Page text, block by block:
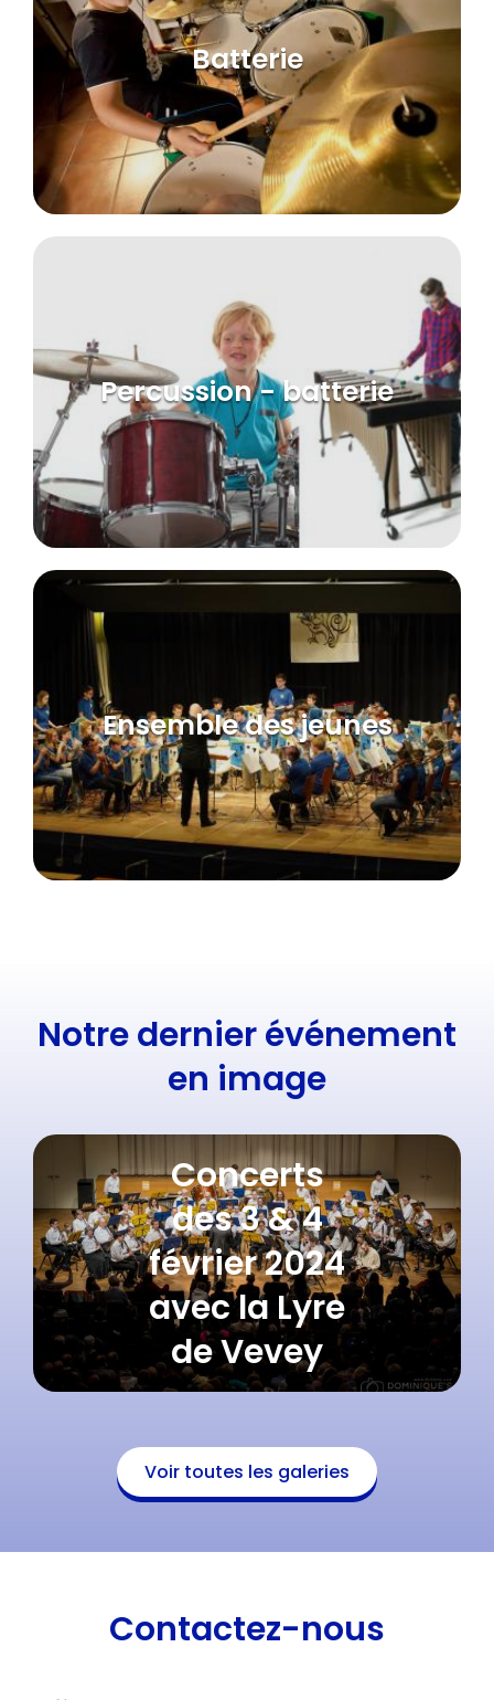
Batterie
Percussion - batterie
Ensemble des jeunes
Notre dernier événement
en image
Concerts
des 3 & 4
février 2024
avec la Lyre
de Vevey
Voir toutes les galeries
Contactez-nous